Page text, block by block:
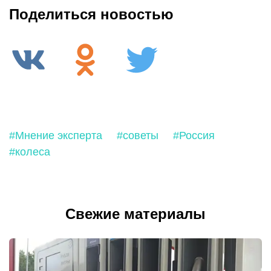
Поделиться новостью
#Мнение эксперта #советы
#Россия
#колеса
Свежие материалы